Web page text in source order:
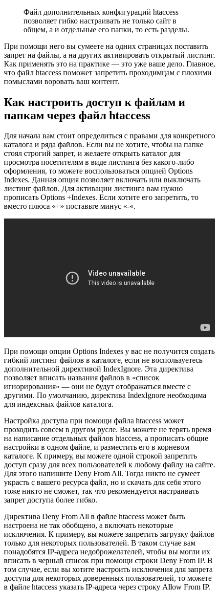
Файл дополнительных конфигураций htaccess
позволяет гибко настраивать не только сайт в
общем, а и отдельные его папки, то есть разделы.
При помощи него вы сумеете на одних страницах поставить
запрет на файлы, а на других активировать открытый листинг.
Как применять это на практике — это уже ваше дело. Главное,
что файл htaccess поможет запретить проходимцам с плохими
помыслами воровать ваш контент.
Как настроить доступ к файлам и
папкам через файл htaccess
Для начала вам стоит определиться с правами для конкретного
каталога и ряда файлов. Если вы не хотите, чтобы на папке
стоял строгий запрет, и желаете открыть каталог для
просмотра посетителям в виде листинга без какого-либо
оформления, то можете воспользоваться опцией Options
Indexes. Данная опция позволяет включать или выключать
листинг файлов. Для активации листинга вам нужно
прописать Options +Indexes. Если хотите его запретить, то
вместо плюса «+» поставьте минус «-«.
При помощи опции Options Indexes у вас не получится создать
гибкий листинг файлов в каталоге, если не воспользуетесь
дополнительной директивой IndexIgnore. Эта директива
позволяет вписать названия файлов в «список
игнорирования» — они не будут отображаться вместе с
другими. По умолчанию, директива IndexIgnore необходима
для индексных файлов каталога.
Настройка доступа при помощи файла htaccess может
проходить совсем в другом русле. Вы можете не терять время
на написание отдельных файлов htaccess, а прописать общие
настройки в одном файле, и разместить его в корневом
каталоге. К примеру, вы можете одной строкой запретить
доступ сразу для всех пользователей к любому файлу на сайте.
Для этого напишите Deny From All. Тогда никто не сумеет
украсть с вашего ресурса файл, но и скачать для себя этого
тоже никто не сможет, так что рекомендуется настраивать
запрет доступа более гибко.
Директива Deny From All в файле htaccess может быть
настроена не так обобщено, а включать некоторые
исключения. К примеру, вы можете запретить загрузку файлов
только для некоторых пользователей. В таком случае вам
понадобятся IP-адреса недоброжелателей, чтобы вы могли их
вписать в черный список при помощи строки Deny From IP. В
том случае, если вы хотите настроить исключения для запрета
доступа для некоторых доверенных пользователей, то можете
в файле htaccess указать IP-адреса через строку Allow From IP.